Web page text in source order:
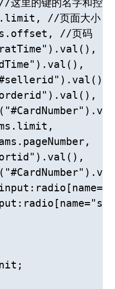
里的键的名字和控制
//页面大小
//页码